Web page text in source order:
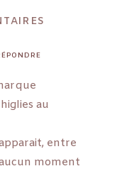
au
entre
moment